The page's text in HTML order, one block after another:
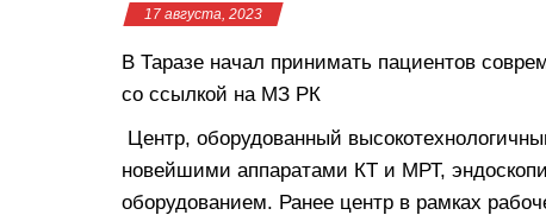
17 августа, 2023
В Таразе начал принимать пациентов
со ссылкой на МЗ РК
Центр, оборудованный
новейшими аппаратами КТ и МРТ,
оборудованием. Ранее центр в рамках